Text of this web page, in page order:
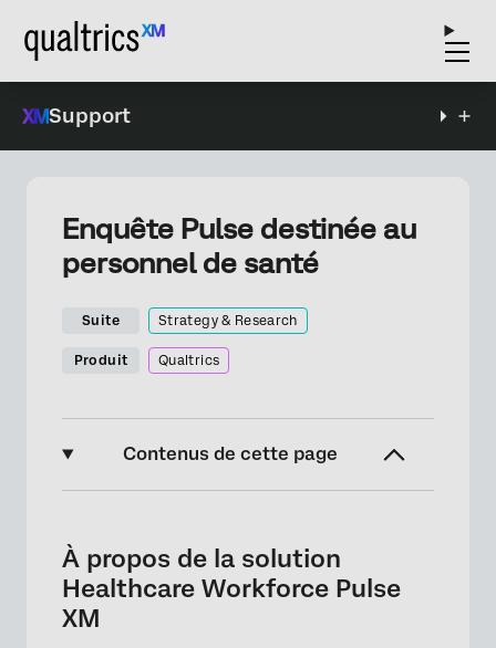
Support
Enquête Pulse destinée au
personnel de santé
Suite Strategy & Research
Produit Qualtrics
Contenus de cette page
Méthodologie
Créer un pouls du personnel de santé
À propos de la solution
Healthcare Workforce Pulse
XM